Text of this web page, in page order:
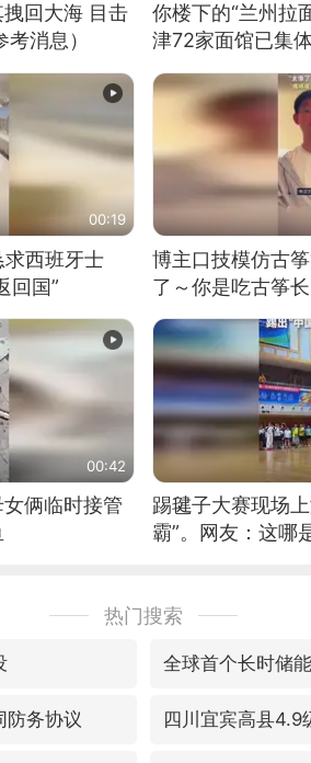
回大海 目击
消息）
你楼下的“兰州拉
津72家面馆已集
00:19
求西班牙士
回国”
博主口技模仿古
了～你是吃古筝
位考级不带古筝
日电讯）
00:42
俩临时接管
踢毽子大赛现场
霸”。网友：这哪
热门搜索
全球首个长时储
防务协议 四川宜宾高县4.9